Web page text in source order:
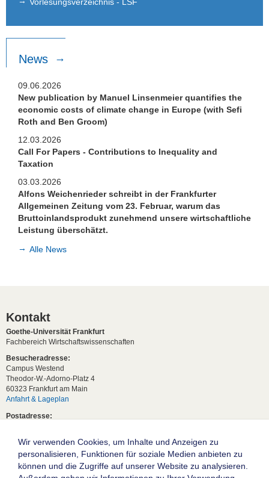
News
09.06.2026
New publication by Manuel Linsenmeier quantifies the
economic costs of climate change in Europe (with Sefi
Roth and Ben Groom)
12.03.2026
Call For Papers - Contributions to Inequality and
Taxation
03.03.2026
Alfons Weichenrieder schreibt in der Frankfurter
Allgemeinen Zeitung vom 23. Februar, warum das
Bruttoinlandsprodukt zunehmend unsere wirtschaftliche
Leistung überschätzt.
Alle News
Kontakt
Goethe-Universität Frankfurt
Fachbereich Wirtschaftswissenschaften
Besucheradresse:
Campus Westend
Theodor-W.-Adorno-Platz 4
60323 Frankfurt am Main
Anfahrt & Lageplan
Postadresse:
Studentische Anfragen:
studium[at]wiwi.uni-frankfurt[dot]de
Allgemeine Anfragen:
Wir verwenden Cookies, um Inhalte und Anzeigen zu
personalisieren, Funktionen für soziale Medien anbieten zu
können und die Zugriffe auf unserer Website zu analysieren.